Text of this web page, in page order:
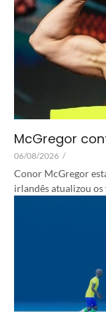
McGregor
06/08/2026 /
Conor McGregor
irlandês atualizou os